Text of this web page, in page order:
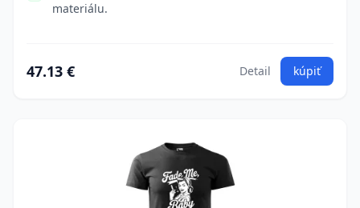
materiálu.
47.13 € Detail kúpiť